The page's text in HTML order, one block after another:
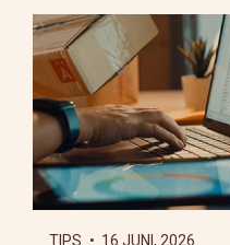
TIPS • 16 JUNI, 2026